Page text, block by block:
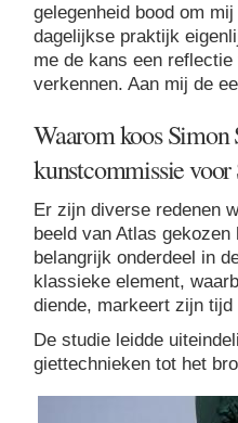
gelegenheid bood om
dagelijkse praktijk
me de kans een
verkennen. Aan mij de
Waarom koos
kunstcommissie
Er zijn diverse redenen
beeld van Atlas
belangrijk onderdeel in
klassieke element,
diende, markeert zijn
De studie leidde
giettechnieken tot het